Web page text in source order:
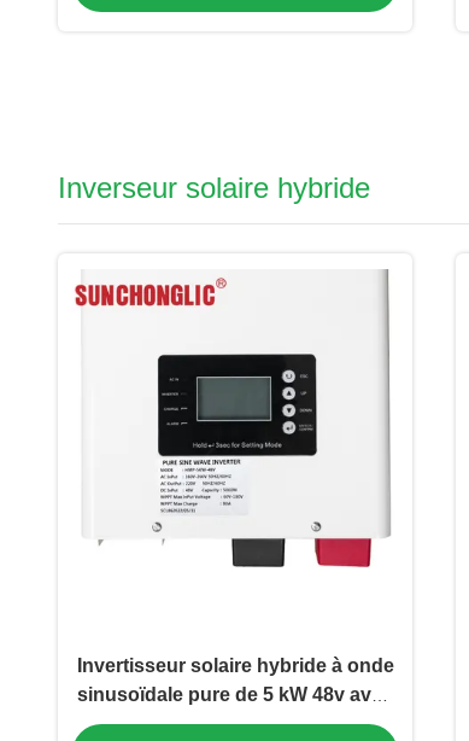
Inverseur solaire hybride
Invertisseur solaire hybride à onde
sinusoïdale pure de 5 kW 48v avec
MPPT et contrôle de température